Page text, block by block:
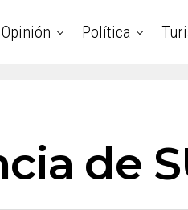
Opinión Política
de